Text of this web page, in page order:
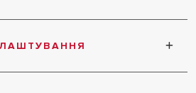
із найефективніших і
рішень для опалення. NIMBUS
щоб забезпечити
був розроблений, щоб з
своїх користувачів, чи то